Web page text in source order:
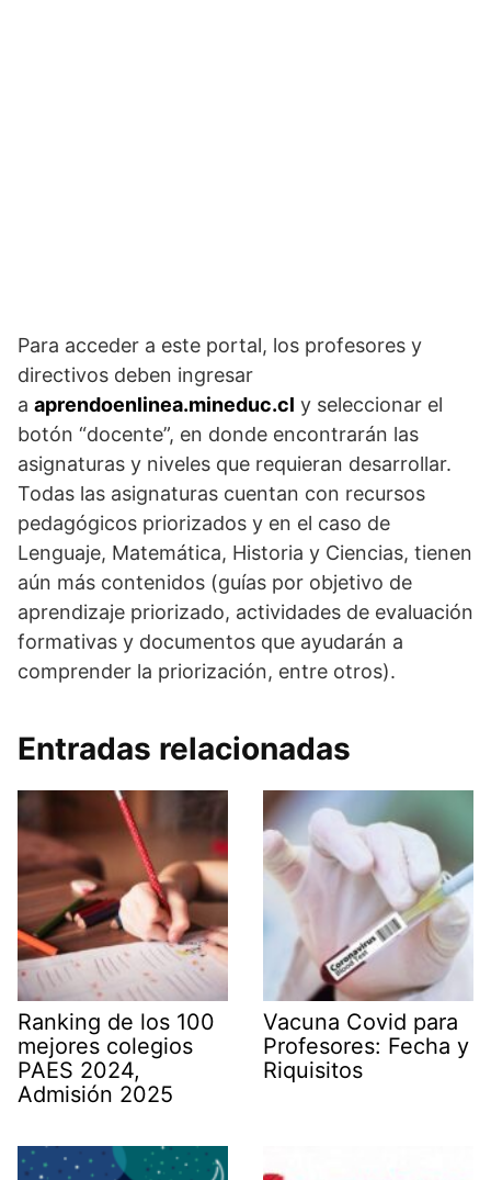
Para acceder a este portal, los profesores y
directivos deben ingresar
a aprendoenlinea.mineduc.cl y seleccionar el
botón “docente”, en donde encontrarán las
asignaturas y niveles que requieran desarrollar.
Todas las asignaturas cuentan con recursos
pedagógicos priorizados y en el caso de
Lenguaje, Matemática, Historia y Ciencias, tienen
aún más contenidos (guías por objetivo de
aprendizaje priorizado, actividades de evaluación
formativas y documentos que ayudarán a
comprender la priorización, entre otros).
Entradas relacionadas
Ranking de los 100
mejores colegios
PAES 2024,
Admisión 2025
Vacuna Covid para
Profesores: Fecha y
Riquisitos